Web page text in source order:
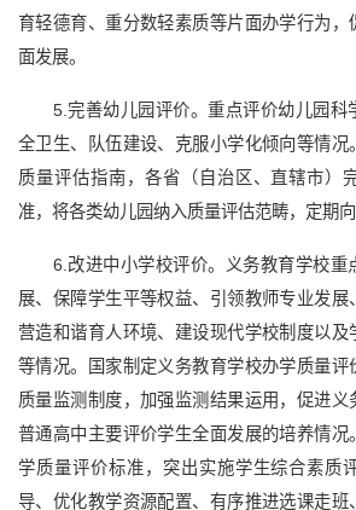
育轻德育、重分数轻素质等片面办学行为
面发展。
5.完善幼儿园评价。重点评价幼儿园科
全卫生、队伍建设、克服小学化倾向等情况
质量评估指南，各省（自治区、直辖市）
准，将各类幼儿园纳入质量评估范畴，定期
6.改进中小学校评价。义务教育学校重
展、保障学生平等权益、引领教师专业发展
营造和谐育人环境、建设现代学校制度以
等情况。国家制定义务教育学校办学质量评
质量监测制度，加强监测结果运用，促进义
普通高中主要评价学生全面发展的培养情况
学质量评价标准，突出实施学生综合素质
导、优化教学资源配置、有序推进选课走